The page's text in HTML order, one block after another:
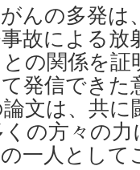
んの多発は
故による放
の関係を
発信できた
文は、共
の方々の
一人として